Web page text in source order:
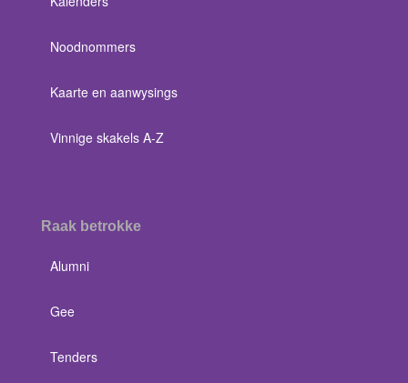
Noodnommers
Kaarte en aanwysings
Vinnige skakels A-Z
Raak betrokke
Alumni
Gee
Tenders